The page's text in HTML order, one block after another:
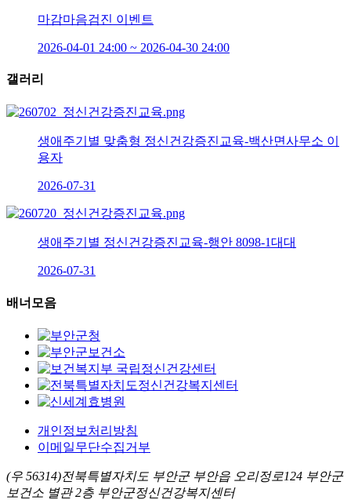
마감마음검진 이벤트
2026-04-01 24:00 ~ 2026-04-30 24:00
갤러리
생애주기별 맞춤형 정신건강증진교육-백산면사무소 이
용자
2026-07-31
생애주기별 정신건강증진교육-행안 8098-1대대
2026-07-31
배너모음
개인정보처리방침
이메일무단수집거부
(우 56314)전북특별자치도 부안군 부안읍 오리정로124 부안군
보건소 별관 2층 부안군정신건강복지센터